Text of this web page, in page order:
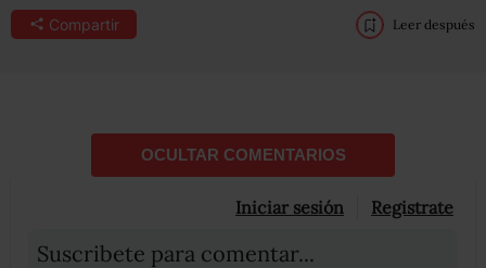
Compartir Leer después
OCULTAR COMENTARIOS
Iniciar sesión Registrate
Suscribete para comentar...